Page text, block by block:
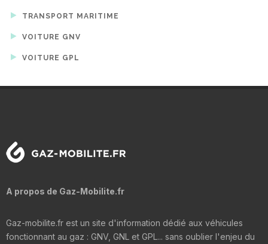
TRANSPORT MARITIME
VOITURE GNV
VOITURE GPL
A propos de Gaz-Mobilite.fr
Gaz-mobilite.fr est un site d'information dédié aux véhicules
fonctionnant au gaz : GNV, GNL et GPL... sans oublier l'enjeu du